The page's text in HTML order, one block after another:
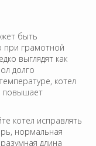
быть
при грамотной
выглядят как
долго
котел
повышает
котел исправлять
нормальная
длина